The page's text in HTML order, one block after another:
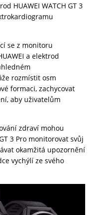
HUAWEI WATCH GT 3
se z monitoru
a elektrod
rozmístit osm
formaci, zachycovat
aby uživatelům
zdraví mohou
3 Pro monitorovat svůj
okamžitá upozornění
vychýlí ze svého